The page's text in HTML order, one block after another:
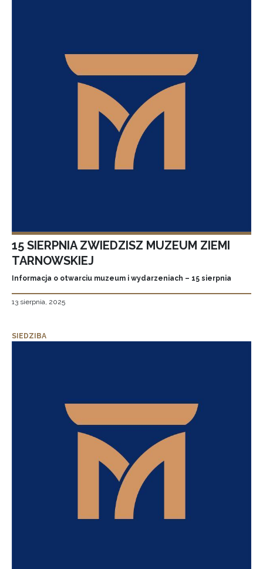
15 SIERPNIA ZWIEDZISZ MUZEUM ZIEMI
TARNOWSKIEJ
Informacja o otwarciu muzeum i wydarzeniach – 15 sierpnia
13 sierpnia, 2025
SIEDZIBA